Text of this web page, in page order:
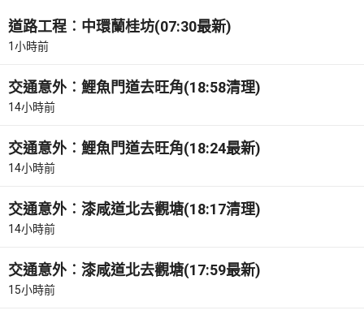
道路工程︰中環蘭桂坊(07:30最新)
1小時前
交通意外︰鯉魚門道去旺角(18:58清理)
14小時前
交通意外︰鯉魚門道去旺角(18:24最新)
14小時前
交通意外︰漆咸道北去觀塘(18:17清理)
14小時前
交通意外︰漆咸道北去觀塘(17:59最新)
15小時前